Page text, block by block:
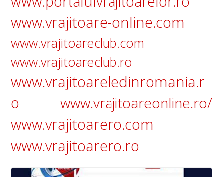
www.vrajitoare-online.com
www.vrajitoareclub.com
www.vrajitoareclub.ro
www.vrajitoareledinromania.r
o
www.vrajitoareonline.ro/
www.vrajitoarero.com
www.vrajitoarero.ro